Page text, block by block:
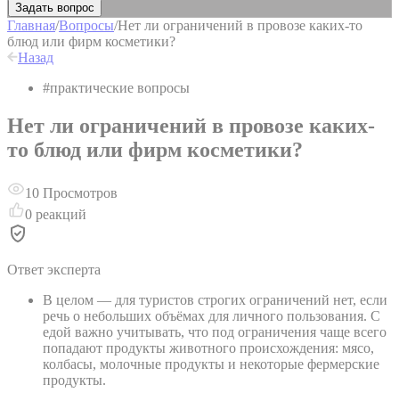
Задать вопрос
Главная/Вопросы/Нет ли ограничений в провозе каких-то
блюд или фирм косметики?
Назад
#практические вопросы
Нет ли ограничений в провозе каких-
то блюд или фирм косметики?
10 Просмотров
0 реакций
Ответ эксперта
В целом — для туристов строгих ограничений нет, если
речь о небольших объёмах для личного пользования. С
едой важно учитывать, что под ограничения чаще всего
попадают продукты животного происхождения: мясо,
колбасы, молочные продукты и некоторые фермерские
продукты.